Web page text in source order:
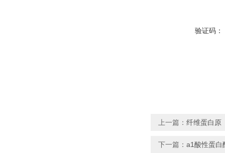
验证码：
上一篇： 纤维蛋白原
下一篇： a1酸性蛋白